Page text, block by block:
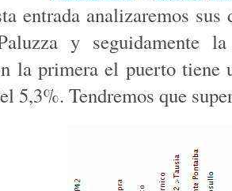
entrada analizaremos
y seguidamente
la primera el puerto tiene
5,3%. Tendremos que